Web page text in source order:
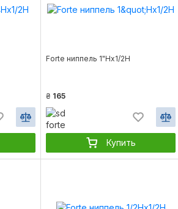
Forte ниппель 1"Нх1/2Н
₴ 165
Купить